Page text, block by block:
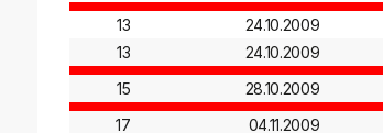
13
24.10.2009
13
24.10.2009
15
28.10.2009
17
04.11.2009